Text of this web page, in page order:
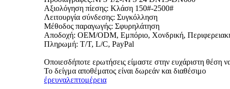
Αξιολόγηση πίεσης: Κλάση 150#-2500#
Λειτουργία σύνδεσης: Συγκόλληση
Μέθοδος παραγωγής: Σφυρηλάτηση
Αποδοχή: OEM/ODM, Εμπόριο, Χονδρική,
Πληρωμή: T/T, L/C, PayPal
Οποιεσδήποτε ερωτήσεις είμαστε στην ευχάριστη θέση
Το δείγμα αποθέματος είναι δωρεάν και διαθέσιμο
έρευναλεπτομέρεια